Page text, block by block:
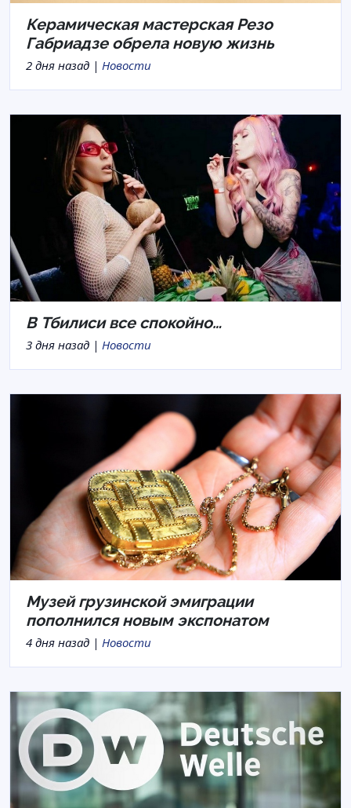
Керамическая мастерская Резо
Габриадзе обрела новую жизнь
2 дня назад | Новости
В Тбилиси все спокойно…
3 дня назад | Новости
Музей грузинской эмиграции
пополнился новым экспонатом
4 дня назад | Новости